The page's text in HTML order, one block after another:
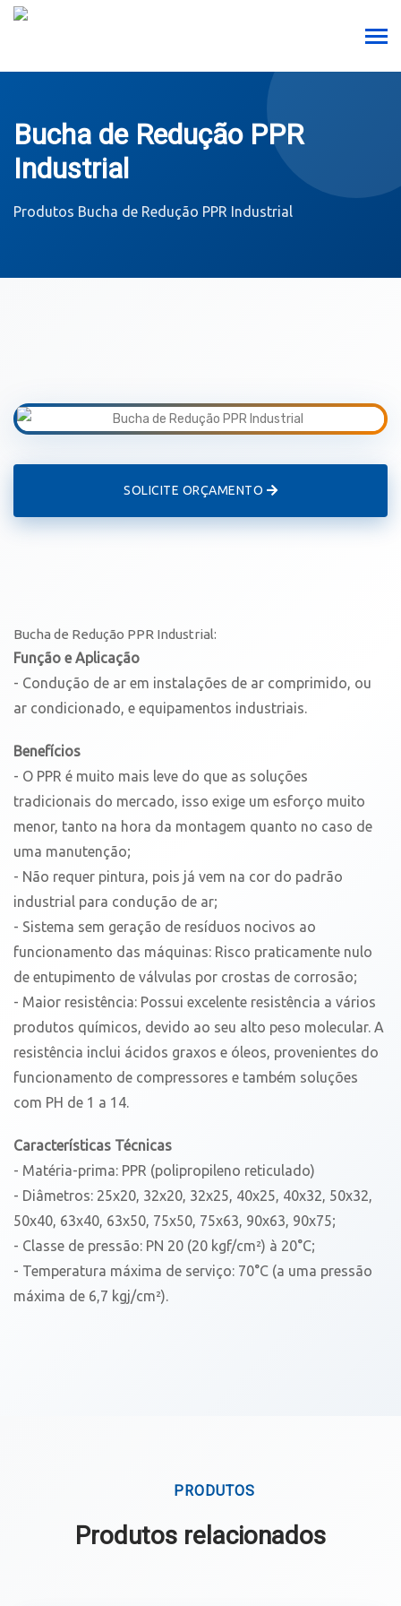
Bucha de Redução PPR
Industrial
Produtos Bucha de Redução PPR Industrial
SOLICITE ORÇAMENTO
Bucha de Redução PPR Industrial:
Função e Aplicação
- Condução de ar em instalações de ar comprimido, ou
ar condicionado, e equipamentos industriais.
Benefícios
- O PPR é muito mais leve do que as soluções
tradicionais do mercado, isso exige um esforço muito
menor, tanto na hora da montagem quanto no caso de
uma manutenção;
- Não requer pintura, pois já vem na cor do padrão
industrial para condução de ar;
- Sistema sem geração de resíduos nocivos ao
funcionamento das máquinas: Risco praticamente nulo
de entupimento de válvulas por crostas de corrosão;
- Maior resistência: Possui excelente resistência a vários
produtos químicos, devido ao seu alto peso molecular. A
resistência inclui ácidos graxos e óleos, provenientes do
funcionamento de compressores e também soluções
com PH de 1 a 14.
Características Técnicas
- Matéria-prima: PPR (polipropileno reticulado)
- Diâmetros: 25x20, 32x20, 32x25, 40x25, 40x32, 50x32,
50x40, 63x40, 63x50, 75x50, 75x63, 90x63, 90x75;
- Classe de pressão: PN 20 (20 kgf/cm²) à 20°C;
- Temperatura máxima de serviço: 70°C (a uma pressão
máxima de 6,7 kgj/cm²).
PRODUTOS
Produtos relacionados